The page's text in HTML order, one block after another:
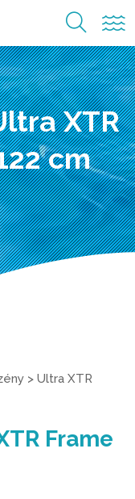
XTR
cm
> Ultra XTR
Frame